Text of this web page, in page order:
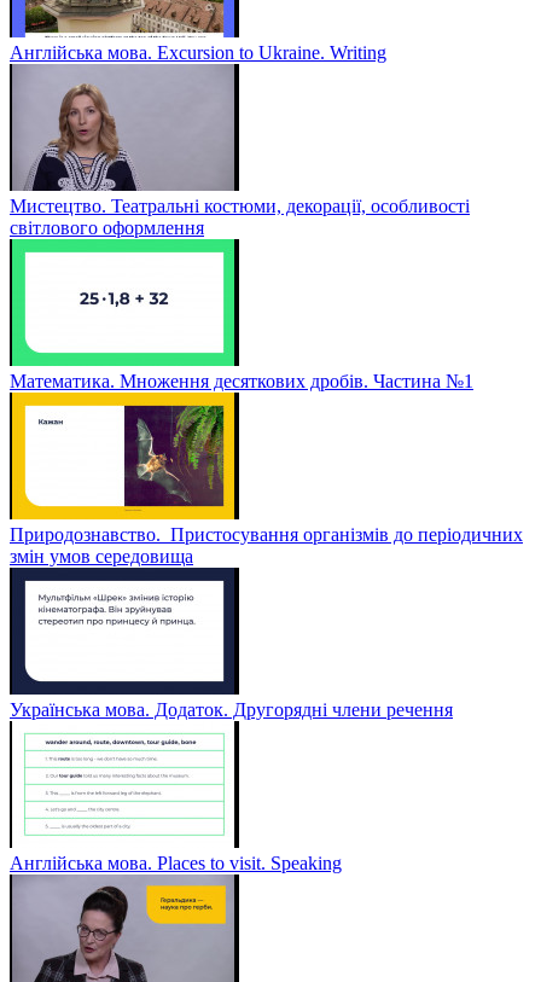
Англійська мова. Excursion to Ukraine. Writing
Мистецтво. Театральні костюми, декорації, особливості
світлового оформлення
Математика. Множення десяткових дробів. Частина №1
Природознавство. Пристосування організмів до періодичних
змін умов середовища
Українська мова. Додаток. Другорядні члени речення
Англійська мова. Places to visit. Speaking